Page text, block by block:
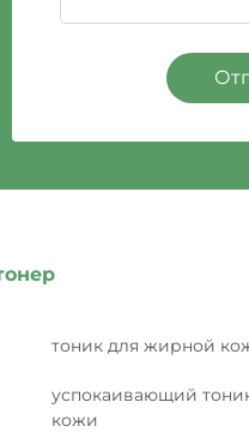
тоник для жирной
успокаивающий
кожи